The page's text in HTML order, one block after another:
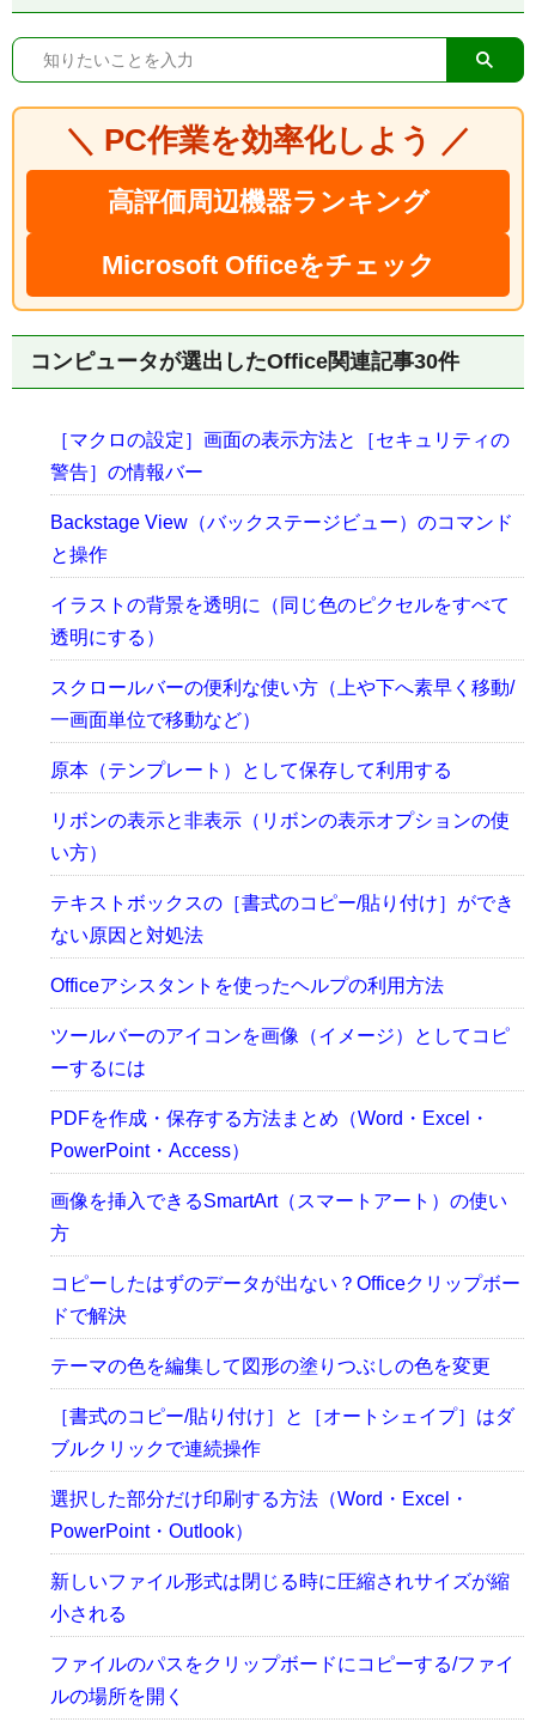
＼ PC作業を効率化しよう ／
高評価周辺機器ランキング
Microsoft Officeをチェック
コンピュータが選出したOffice関連記事30件
［マクロの設定］画面の表示方法と［セキュリティの
警告］の情報バー
Backstage View（バックステージビュー）のコマンド
と操作
イラストの背景を透明に（同じ色のピクセルをすべて
透明にする）
スクロールバーの便利な使い方（上や下へ素早く移動/
一画面単位で移動など）
原本（テンプレート）として保存して利用する
リボンの表示と非表示（リボンの表示オプションの使
い方）
テキストボックスの［書式のコピー/貼り付け］ができ
ない原因と対処法
Officeアシスタントを使ったヘルプの利用方法
ツールバーのアイコンを画像（イメージ）としてコピ
ーするには
PDFを作成・保存する方法まとめ（Word・Excel・
PowerPoint・Access）
画像を挿入できるSmartArt（スマートアート）の使い
方
コピーしたはずのデータが出ない？Officeクリップボー
ドで解決
テーマの色を編集して図形の塗りつぶしの色を変更
［書式のコピー/貼り付け］と［オートシェイプ］はダ
ブルクリックで連続操作
選択した部分だけ印刷する方法（Word・Excel・
PowerPoint・Outlook）
新しいファイル形式は閉じる時に圧縮されサイズが縮
小される
ファイルのパスをクリップボードにコピーする/ファイ
ルの場所を開く